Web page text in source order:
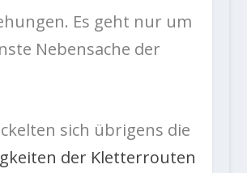
Es geht nur um
Nebensache der
sich übrigens die
der Kletterrouten